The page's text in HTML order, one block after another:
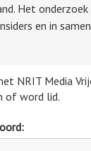
Het
en in
NRIT Media
of word lid.